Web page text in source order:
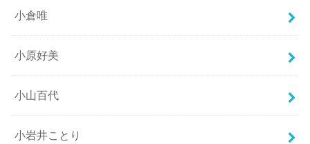
小倉唯
小原好美
小山百代
小岩井ことり